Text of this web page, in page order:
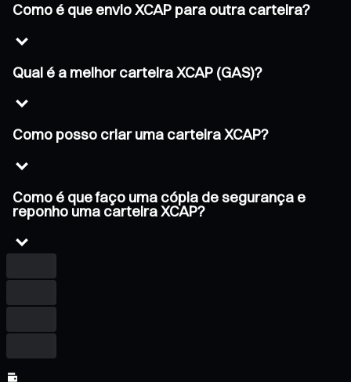
Como é que envio XCAP para outra carteira?
Qual é a melhor carteira XCAP (GAS)?
Como posso criar uma carteira XCAP?
Como é que faço uma cópia de segurança e
reponho uma carteira XCAP?